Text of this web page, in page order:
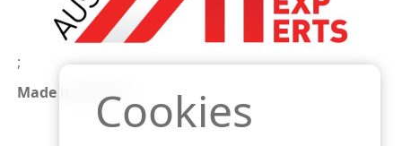
;
Made in AustriaCookies